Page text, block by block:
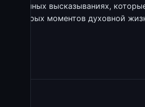
единичных высказываниях,
некоторых моментов духовной